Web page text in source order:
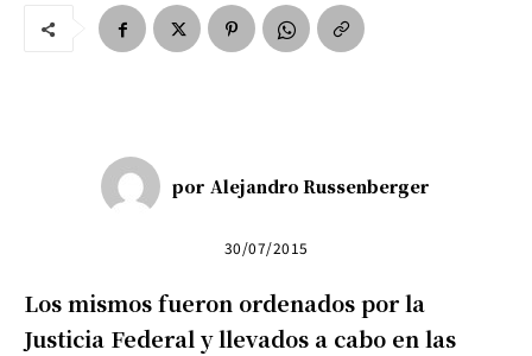
por Alejandro Russenberger
30/07/2015
Los mismos fueron ordenados por la
Justicia Federal y llevados a cabo en las